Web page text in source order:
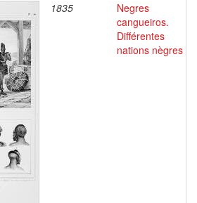
1835
Negres
cangueiros.
Différentes
nations nègres